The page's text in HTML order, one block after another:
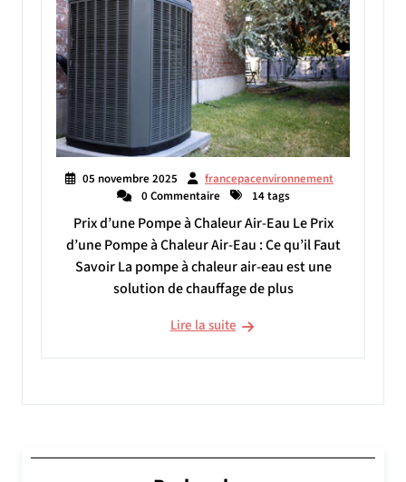
05 novembre 2025
francepacenvironnement
0 Commentaire
14 tags
Prix d’une Pompe à Chaleur Air-Eau Le Prix
d’une Pompe à Chaleur Air-Eau : Ce qu’il Faut
Savoir La pompe à chaleur air-eau est une
solution de chauffage de plus
Lire la suite